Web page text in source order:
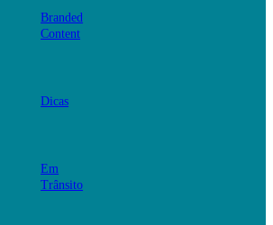
Branded
Content
Dicas
Em
Trânsito